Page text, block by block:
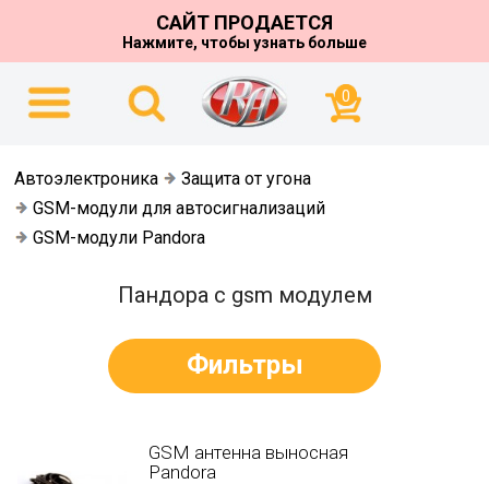
САЙТ ПРОДАЕТСЯ
Нажмите, чтобы узнать больше
0
Автоэлектроника
Защита от угона
GSM-модули для автосигнализаций
GSM-модули Pandora
Пандора с gsm модулем
Фильтры
GSM антенна выносная
Pandora